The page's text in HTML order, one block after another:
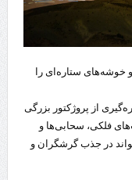
ستاره‌ای را
از پروژکتور بزرگی
فلکی، سحابی‌ها و
در جذب گرشگران و